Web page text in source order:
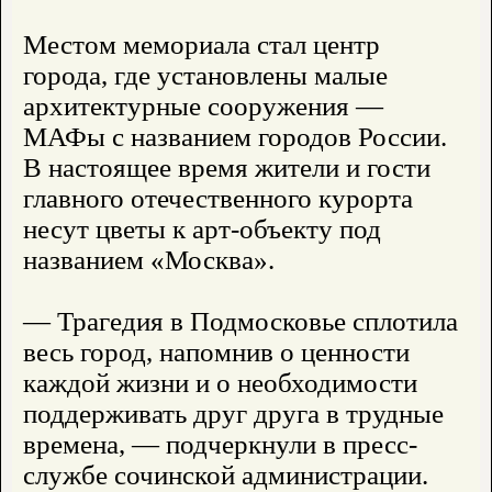
Местом мемориала стал центр
города, где установлены малые
архитектурные сооружения —
МАФы с названием городов России.
В настоящее время жители и гости
главного отечественного курорта
несут цветы к арт-объекту под
названием «Москва».
— Трагедия в Подмосковье сплотила
весь город, напомнив о ценности
каждой жизни и о необходимости
поддерживать друг друга в трудные
времена, — подчеркнули в пресс-
службе сочинской администрации.